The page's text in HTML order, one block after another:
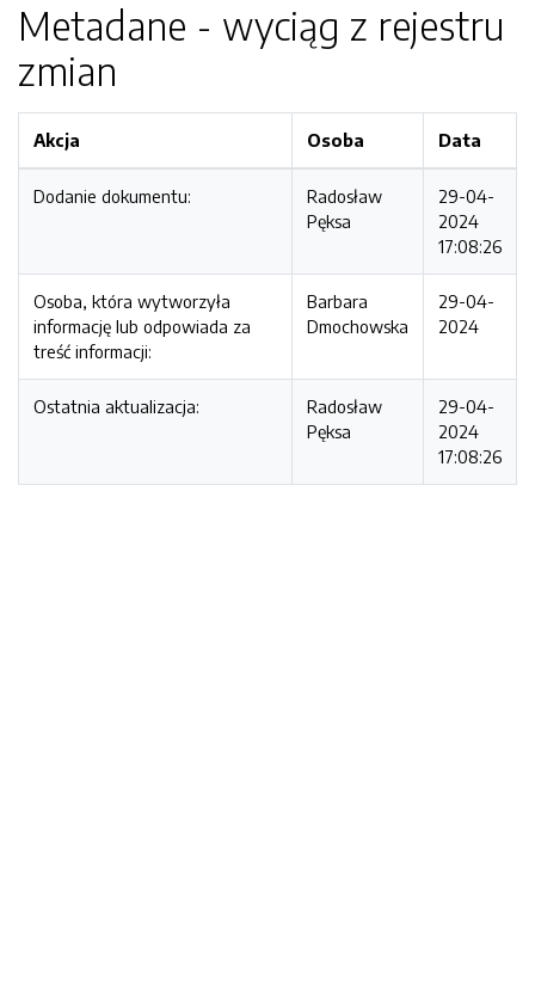
Metadane - wyciąg z rejestru
zmian
Akcja Osoba Data
Dodanie dokumentu:
Radosław
Pęksa
29-04-
2024
17:08:26
Osoba, która wytworzyła
informację lub odpowiada za
treść informacji:
Barbara
Dmochowska
29-04-
2024
Ostatnia aktualizacja:
Radosław
Pęksa
29-04-
2024
17:08:26